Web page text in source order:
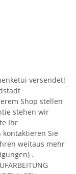
versendet!
Shop stellen
stehen wir
Ihr
Sie
weitaus mehr
.